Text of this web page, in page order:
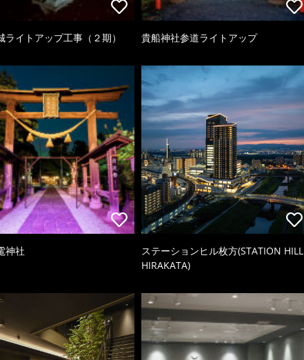
ライトアップ工事（２期） 貴船神社参道ライトアップ
神社
ステーションヒル枚方(STATION HILL
HIRAKATA)